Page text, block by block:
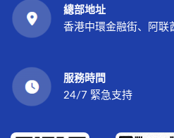
總部地址
香港中環金融街、阿联
服務時間
24/7 緊急支持